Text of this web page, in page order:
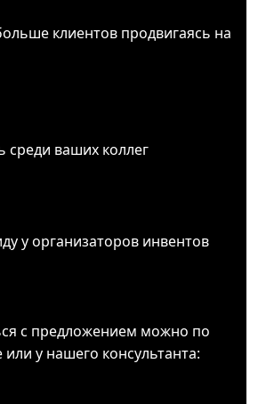
клиентов продвигаясь на
среди ваших коллег
у организаторов инвентов
с предложением можно по
у нашего консультанта: